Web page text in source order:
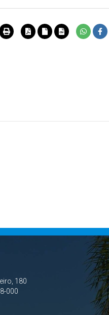
180
000